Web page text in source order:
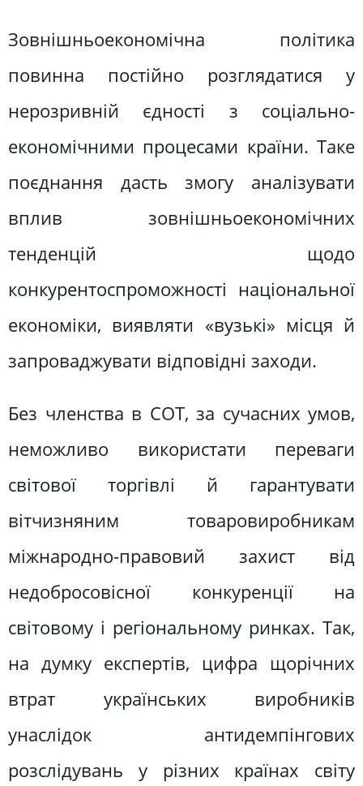
Зовнішньоекономічна політика
повинна постійно розглядатися у
нерозривній єдності з соціально-
економічними процесами країни. Таке
поєднання дасть змогу аналізувати
вплив зовнішньоекономічних
тенденцій щодо
конкурентоспроможності національної
економіки, виявляти «вузькі» місця й
запроваджувати відповідні заходи.
Без членства в СОТ, за сучасних умов,
неможливо використати переваги
світової торгівлі й гарантувати
вітчизняним товаровиробникам
міжнародно-правовий захист від
недобросовісної конкуренції на
світовому і регіональному ринках. Так,
на думку експертів, цифра щорічних
втрат українських виробників
унаслідок антидемпінгових
розслідувань у різних країнах світу